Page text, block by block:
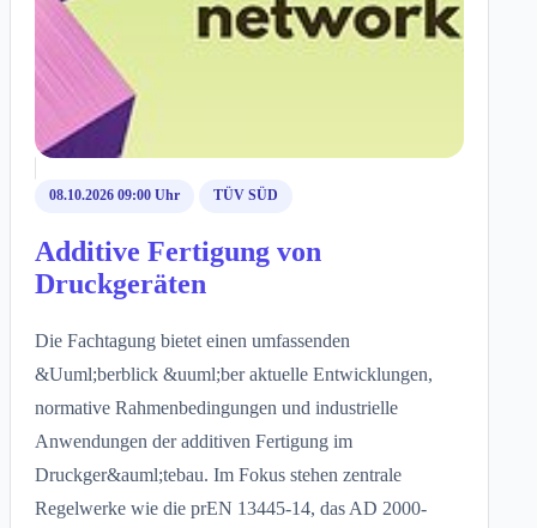
08.10.2026 09:00 Uhr TÜV SÜD
Additive Fertigung von
Druckgeräten
Die Fachtagung bietet einen umfassenden
&Uuml;berblick &uuml;ber aktuelle Entwicklungen,
normative Rahmenbedingungen und industrielle
Anwendungen der additiven Fertigung im
Druckger&auml;tebau. Im Fokus stehen zentrale
Regelwerke wie die prEN 13445-14, das AD 2000-